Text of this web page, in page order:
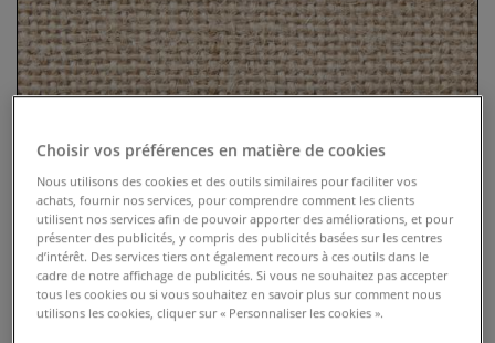
Choisir vos préférences en matière de cookies
Nous utilisons des cookies et des outils similaires pour faciliter vos
achats, fournir nos services, pour comprendre comment les clients
utilisent nos services afin de pouvoir apporter des améliorations, et pour
présenter des publicités, y compris des publicités basées sur les centres
d’intérêt. Des services tiers ont également recours à ces outils dans le
cadre de notre affichage de publicités. Si vous ne souhaitez pas accepter
tous les cookies ou si vous souhaitez en savoir plus sur comment nous
utilisons les cookies, cliquer sur « Personnaliser les cookies ».